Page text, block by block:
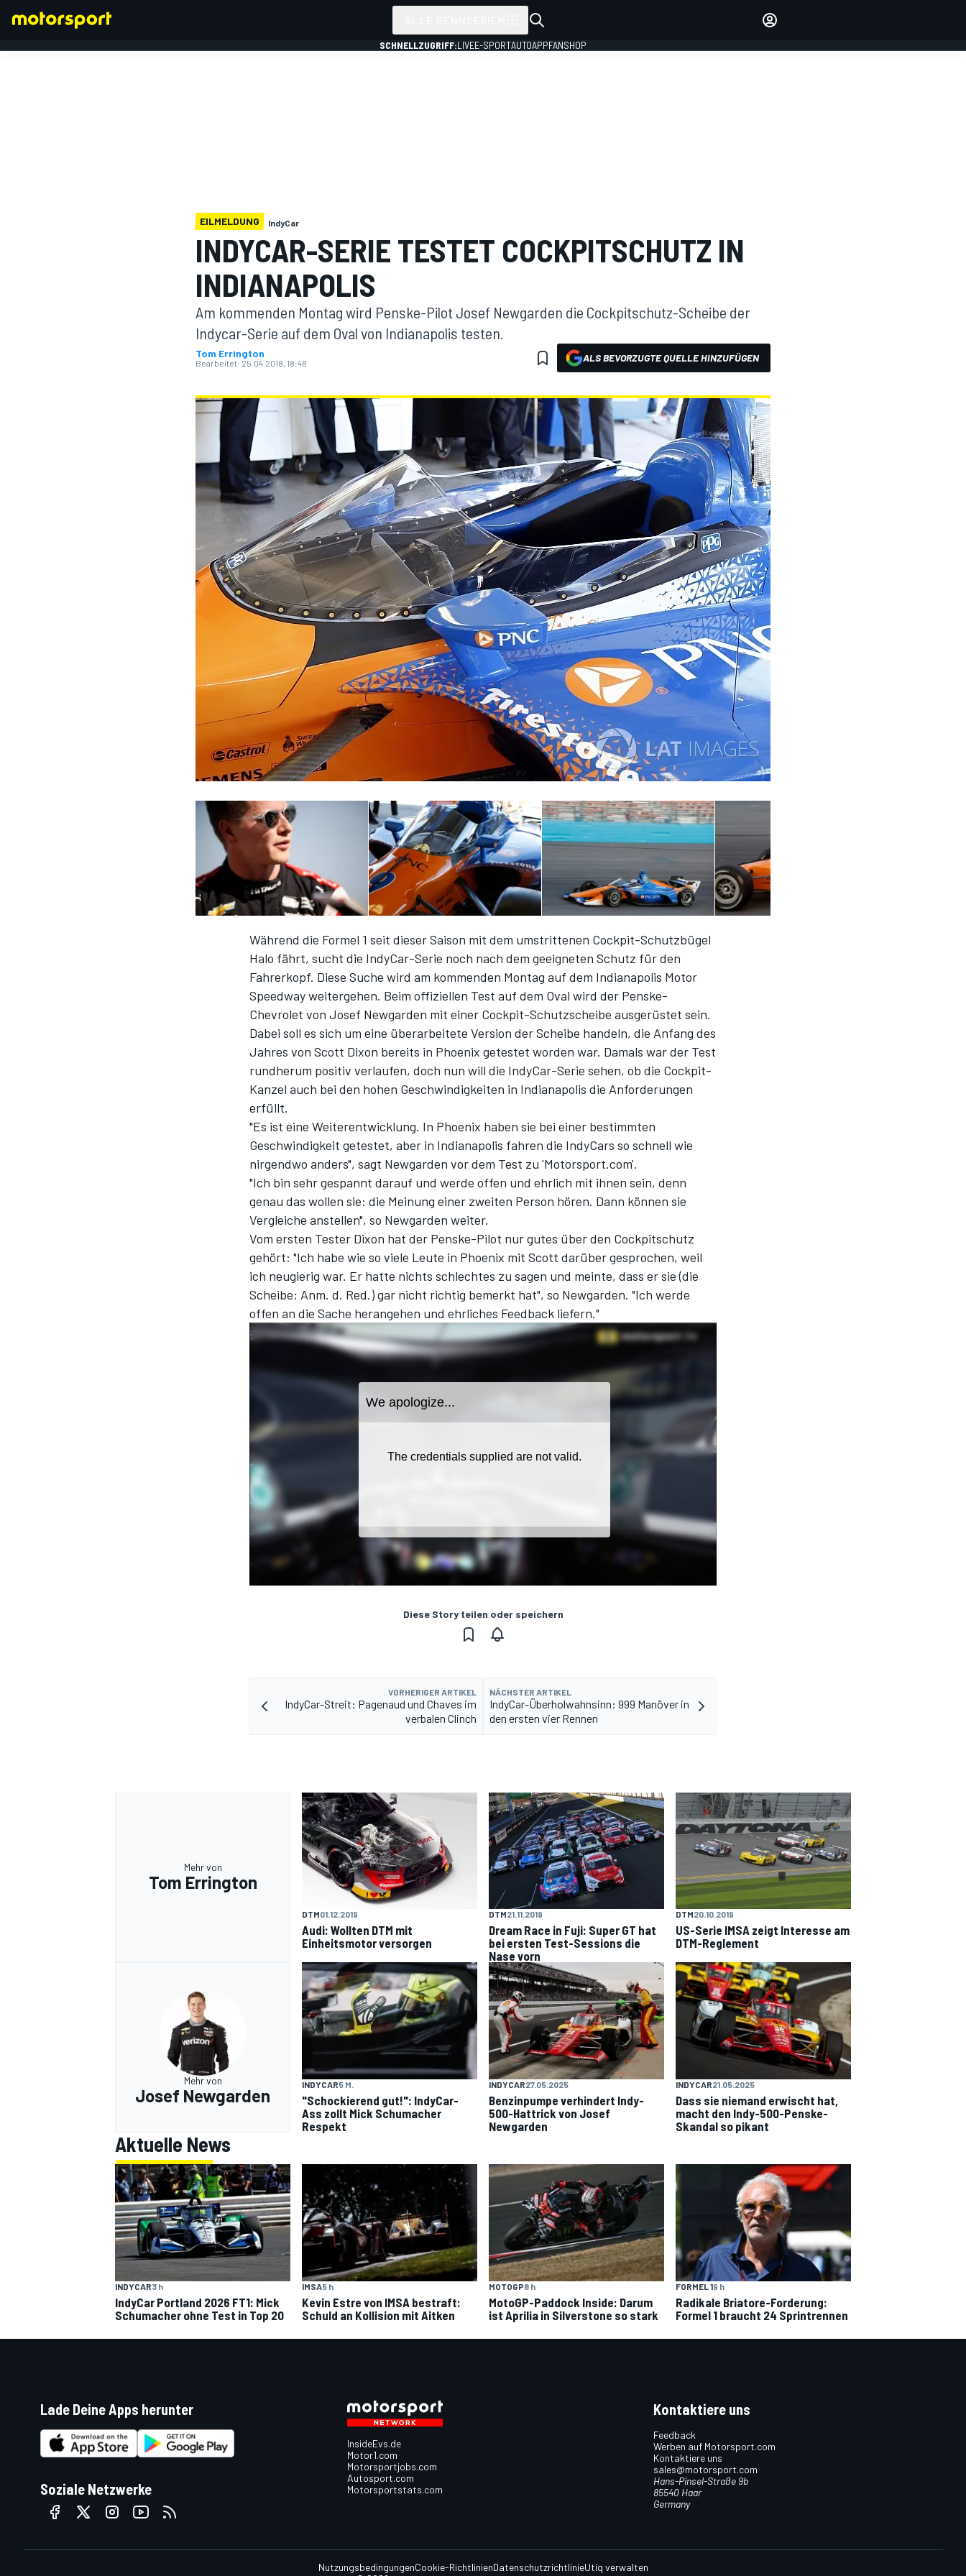
EINLOGGEN
SCHNELLZUGRIFF:LIVEE-SPORTAUTOAPPFANSHOP
EILMELDUNG IndyCar
INDYCAR-SERIE TESTET COCKPITSCHUTZ IN
INDIANAPOLIS
Am kommenden Montag wird Penske-Pilot Josef Newgarden die Cockpitschutz-Scheibe der
Indycar-Serie auf dem Oval von Indianapolis testen.
Tom Errington
Bearbeitet: 25.04.2018, 18:48 ALS BEVORZUGTE QUELLE HINZUFÜGEN
Während die Formel 1 seit dieser Saison mit dem umstrittenen Cockpit-Schutzbügel
Halo fährt, sucht die IndyCar-Serie noch nach dem geeigneten Schutz für den
Fahrerkopf. Diese Suche wird am kommenden Montag auf dem Indianapolis Motor
Speedway weitergehen. Beim offiziellen Test auf dem Oval wird der Penske-
Chevrolet von Josef Newgarden mit einer Cockpit-Schutzscheibe ausgerüstet sein.
Dabei soll es sich um eine überarbeitete Version der Scheibe handeln, die Anfang des
Jahres von Scott Dixon bereits in Phoenix getestet worden war. Damals war der Test
rundherum positiv verlaufen, doch nun will die IndyCar-Serie sehen, ob die Cockpit-
Kanzel auch bei den hohen Geschwindigkeiten in Indianapolis die Anforderungen
erfüllt.
"Es ist eine Weiterentwicklung. In Phoenix haben sie bei einer bestimmten
Geschwindigkeit getestet, aber in Indianapolis fahren die IndyCars so schnell wie
nirgendwo anders", sagt Newgarden vor dem Test zu 'Motorsport.com'.
"Ich bin sehr gespannt darauf und werde offen und ehrlich mit ihnen sein, denn
genau das wollen sie: die Meinung einer zweiten Person hören. Dann können sie
Vergleiche anstellen", so Newgarden weiter.
Vom ersten Tester Dixon hat der Penske-Pilot nur gutes über den Cockpitschutz
gehört: "Ich habe wie so viele Leute in Phoenix mit Scott darüber gesprochen, weil
ich neugierig war. Er hatte nichts schlechtes zu sagen und meinte, dass er sie (die
Scheibe; Anm. d. Red.) gar nicht richtig bemerkt hat", so Newgarden. "Ich werde
offen an die Sache herangehen und ehrliches Feedback liefern."
Diese Story teilen oder speichern
VORHERIGER ARTIKEL
IndyCar-Streit: Pagenaud und Chaves im
verbalen Clinch
NÄCHSTER ARTIKEL
IndyCar-Überholwahnsinn: 999 Manöver in
den ersten vier Rennen
Mehr von
Tom Errington
DTM01.12.2019
Audi: Wollten DTM mit
Einheitsmotor versorgen
DTM21.11.2019
Dream Race in Fuji: Super GT hat
bei ersten Test-Sessions die
Nase vorn
DTM20.10.2019
US-Serie IMSA zeigt Interesse am
DTM-Reglement
Mehr von
Josef Newgarden
INDYCAR5 M.
"Schockierend gut!": IndyCar-
Ass zollt Mick Schumacher
Respekt
INDYCAR27.05.2025
Benzinpumpe verhindert Indy-
500-Hattrick von Josef
Newgarden
INDYCAR21.05.2025
Dass sie niemand erwischt hat,
macht den Indy-500-Penske-
Skandal so pikant
Aktuelle News
INDYCAR3 h
IndyCar Portland 2026 FT1: Mick
Schumacher ohne Test in Top 20
IMSA5 h
Kevin Estre von IMSA bestraft:
Schuld an Kollision mit Aitken
MOTOGP8 h
MotoGP-Paddock Inside: Darum
ist Aprilia in Silverstone so stark
FORMEL 19 h
Radikale Briatore-Forderung:
Formel 1 braucht 24 Sprintrennen
Lade Deine Apps herunter
Soziale Netzwerke
InsideEvs.de
Motor1.com
Motorsportjobs.com
Autosport.com
Motorsportstats.com
Kontaktiere uns
Feedback
Werben auf Motorsport.com
Kontaktiere uns
sales@motorsport.com
Hans-Pinsel-Straße 9b
85540 Haar
Germany
NutzungsbedingungenCookie-RichtlinienDatenschutzrichtlinieUtiq verwalten